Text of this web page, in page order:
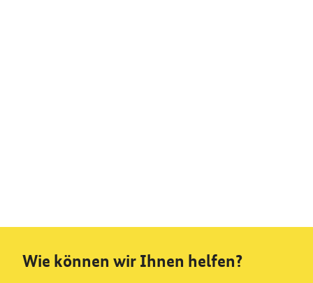
Wie können wir Ihnen helfen?